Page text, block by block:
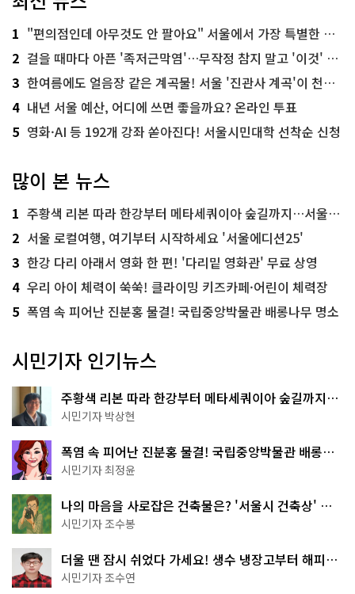
1 "편의점인데 아무것도 안 팔아요" 서울에서 가장 특별한 편의점의 정체
2 걸을 때마다 아픈 '족저근막염'…무작정 참지 말고 '이것' 해보세요!
3 한여름에도 얼음장 같은 계곡물! 서울 '진관사 계곡'이 천국이네~
4 내년 서울 예산, 어디에 쓰면 좋을까요? 온라인 투표
5 영화·AI 등 192개 강좌 쏟아진다! 서울시민대학 선착순 신청
많이 본 뉴스
1 주황색 리본 따라 한강부터 메타세쿼이아 숲길까지…서울둘레길 15코스
2 서울 로컬여행, 여기부터 시작하세요 '서울에디션25'
3 한강 다리 아래서 영화 한 편! '다리밑 영화관' 무료 상영
4 우리 아이 체력이 쑥쑥! 클라이밍 키즈카페·어린이 체력장
5 폭염 속 피어난 진분홍 물결! 국립중앙박물관 배롱나무 명소
시민기자 인기뉴스
주황색 리본 따라 한강부터 메타세쿼이아 숲길까지…
서울둘레길 15코스
시민기자 박상현
폭염 속 피어난 진분홍 물결! 국립중앙박물관 배롱나
무 명소
시민기자 최정윤
나의 마음을 사로잡은 건축물은? '서울시 건축상' 수
상작 공개!
시민기자 조수봉
더울 땐 잠시 쉬었다 가세요! 생수 냉장고부터 해피소
·무더위쉼터까지
시민기자 조수연